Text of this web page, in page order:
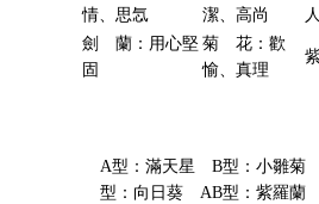
情、思忥
潔、高尚
人
劍 蘭：用心堅
固
菊 花：歡
愉、真理
A型：滿天星 B型：小雛菊
型：向日葵 AB型：紫羅蘭